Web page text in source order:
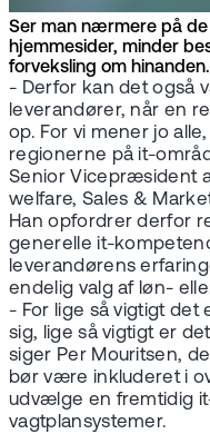
Ser man nærmere på
hjemmesider, minder
forveksling om hinanden.
- Derfor kan det også
leverandører, når en
op. For vi mener jo
regionerne på it-
Senior Vicepræsident
welfare, Sales &
Han opfordrer derfor
generelle it-
leverandørens
endelig valg af løn-
- For lige så vigtigt det
sig, lige så vigtigt er
siger Per Mouritsen,
bør være inkluderet i
udvælge en fremtidig
vagtplansystemer.